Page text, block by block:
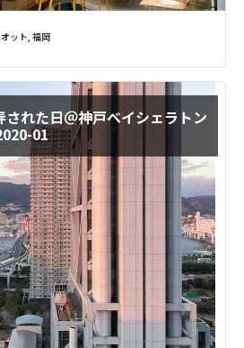
ット 福岡
れた日＠神戸ベイシェラトン
01